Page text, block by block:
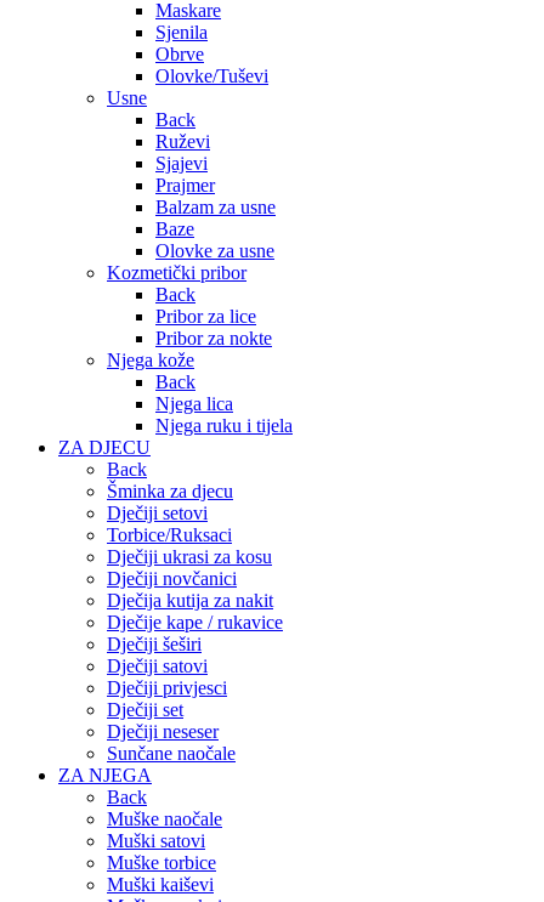
Maskare
Sjenila
Obrve
Olovke/Tuševi
Usne
Back
Ruževi
Sjajevi
Prajmer
Balzam za usne
Baze
Olovke za usne
Kozmetički pribor
Back
Pribor za lice
Pribor za nokte
Njega kože
Back
Njega lica
Njega ruku i tijela
ZA DJECU
Back
Šminka za djecu
Dječiji setovi
Torbice/Ruksaci
Dječiji ukrasi za kosu
Dječiji novčanici
Dječija kutija za nakit
Dječije kape / rukavice
Dječiji šeširi
Dječiji satovi
Dječiji privjesci
Dječiji set
Dječiji neseser
Sunčane naočale
ZA NJEGA
Back
Muške naočale
Muški satovi
Muške torbice
Muški kaiševi